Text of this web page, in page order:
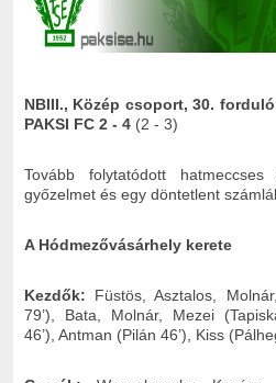
NBIII., Közép csoport, 30.
PAKSI FC 2 - 4 (2 - 3)
Tovább folytatódott
győzelmet és egy döntetlent
A Hódmezővásárhely kerete
Kezdők: Füstös, Asztalos,
79’), Bata, Molnár, Mezei
46’), Antman (Pilán 46’), Kiss